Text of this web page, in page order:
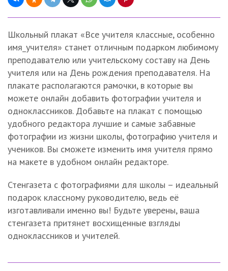
Школьный плакат «Все учителя классные, особенно
имя_учителя» станет отличным подарком любимому
преподавателю или учительскому составу на День
учителя или на День рождения преподавателя. На
плакате располагаются рамочки, в которые вы
можете онлайн добавить фотографии учителя и
одноклассников. Добавьте на плакат с помощью
удобного редактора лучшие и самые забавные
фотографии из жизни школы, фотографию учителя и
учеников. Вы сможете изменить имя учителя прямо
на макете в удобном онлайн редакторе.
Стенгазета с фотографиями для школы – идеальный
подарок классному руководителю, ведь её
изготавливали именно вы! Будьте уверены, ваша
стенгазета притянет восхищенные взгляды
одноклассников и учителей.